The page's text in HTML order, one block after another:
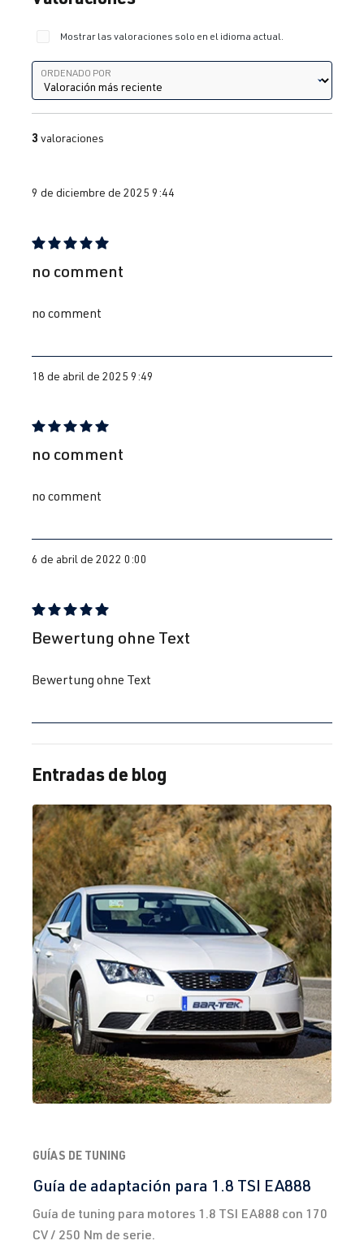
Mostrar las valoraciones solo en el idioma actual.
Ordenado por
ORDENADO POR
3 valoraciones
9 de diciembre de 2025 9:44
Reseña con calificación de 5 de 5 estrellas
no comment
no comment
18 de abril de 2025 9:49
Reseña con calificación de 5 de 5 estrellas
no comment
no comment
6 de abril de 2022 0:00
Reseña con calificación de 5 de 5 estrellas
Bewertung ohne Text
Bewertung ohne Text
Entradas de blog
GUÍAS DE TUNING
Guía de adaptación para 1.8 TSI EA888
Guía de tuning para motores 1.8 TSI EA888 con 170
CV / 250 Nm de serie.